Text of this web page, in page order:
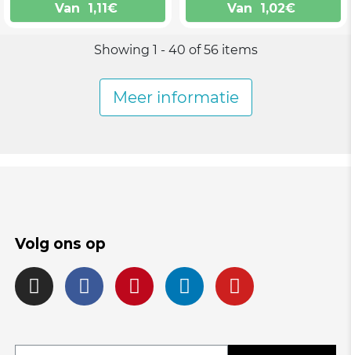
Van 1,11€ Van 1,02€
Showing 1 - 40 of 56 items
Meer informatie
Volg ons op